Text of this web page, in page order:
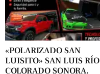
«POLARIZADO SAN
LUISITO» SAN LUIS RÍO
COLORADO SONORA.